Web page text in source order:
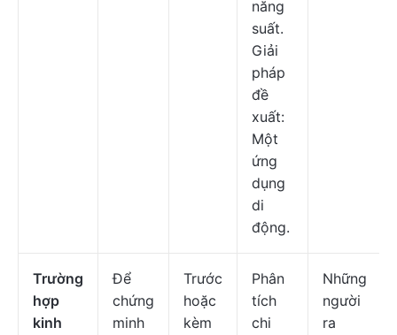
năng
suất.
Giải
pháp
đề
xuất:
Một
ứng
dụng
di
động.
Trường
hợp
kinh
Để
chứng
minh
Trước
hoặc
kèm
Phân
tích
chi
Những
người
ra